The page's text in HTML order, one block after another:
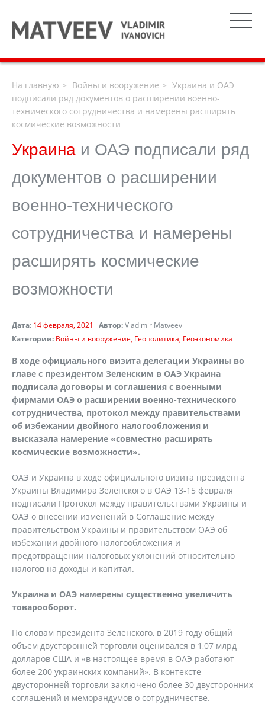
На главную Войны и вооружение
Украина и ОАЭ
подписали ряд документов о расширении военно-
технического сотрудничества и намерены расширять
космические возможности
Украина и ОАЭ подписали ряд
документов о расширении
военно-технического
сотрудничества и намерены
расширять космические
возможности
Дата: 14 февраля, 2021 Автор:Vladimir Matveev
Категории: Войны и вооружение Геополитика Геоэкономика
В ходе официального визита делегации Украины во
главе с президентом Зеленским в ОАЭ Украина
подписала договоры и соглашения с военными
фирмами ОАЭ о расширении военно-технического
сотрудничества, протокол между правительствами
об избежании двойного налогообложения и
высказала намерение «совместно расширять
космические возможности».
ОАЭ и Украина в ходе официального визита президента
Украины Владимира Зеленского в ОАЭ 13-15 февраля
подписали Протокол между правительствами Украины и
ОАЭ о внесении изменений в Соглашение между
правительством Украины и правительством ОАЭ об
избежании двойного налогообложения и
предотвращении налоговых уклонений относительно
налогов на доходы и капитал.
Украина и ОАЭ намерены существенно увеличить
товарооборот.
По словам президента Зеленского, в 2019 году общий
объем двусторонней торговли оценивался в 1,07 млрд
долларов США и «в настоящее время в ОАЭ работают
более 200 украинских компаний». В контексте
двусторонней торговли заключено более 30 двусторонних
соглашений и меморандумов о сотрудничестве.